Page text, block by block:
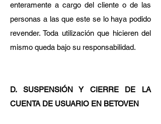
enteramente a cargo del cliente o de las
personas a las que este se lo haya podido
revender. Toda utilización que hicieren del
mismo queda bajo su responsabilidad.
D. SUSPENSIÓN Y CIERRE DE LA
CUENTA DE USUARIO EN BETOVEN